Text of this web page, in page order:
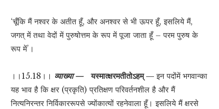
‘चूँकि मैं नश्वर के अतीत हूँ, और अनश्वर से भी ऊपर हूँ, इसलिये मैं,
जगत् में तथा वेदों में पुरुषोत्तम के रूप में पूजा जाता हूँ – परम पुरुष के
रूप में’।
।।15.18।। व्याख्या — यस्मात्क्षरमतीतोऽहम् —इन पदोंमें भगवान्का
यह भाव है कि क्षर (प्रकृति) प्रतिक्षण परिवर्तनशील है और मैं
नित्यनिरन्तर निर्विकाररूपसे ज्योंकात्यों रहनेवाला हूँ। इसलिये मैं क्षरसे